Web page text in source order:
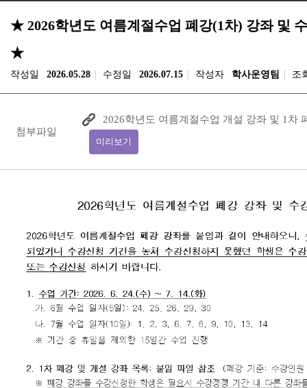
★ 2026학년도 여름계절수업 폐강(1차) 강좌 및
★
작성일 2026.05.28 수정일 2026.07.15 작성자 학사운영팀 조
첨부파일
2026학년도 여름계절수업 개설 강좌 및 1차
미리보기